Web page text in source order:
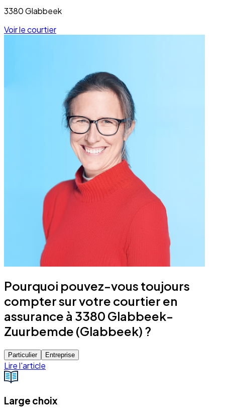
3380 Glabbeek
Voir le courtier
Pourquoi pouvez-vous toujours
compter sur votre courtier en
assurance à 3380 Glabbeek-
Zuurbemde (Glabbeek) ?
Particulier Entreprise
Lire l'article
Large choix